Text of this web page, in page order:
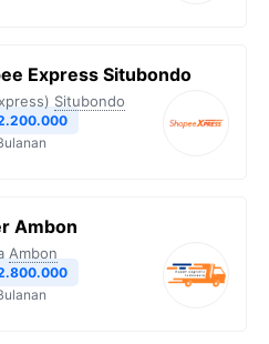
Express Situbondo
Situbondo
Ambon
Ambon